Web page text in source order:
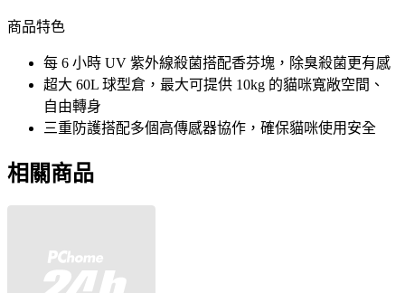
商品特色
每 6 小時 UV 紫外線殺菌搭配香芬塊，除臭殺菌更有感
超大 60L 球型倉，最大可提供 10kg 的貓咪寬敞空間、
自由轉身
三重防護搭配多個高傳感器協作，確保貓咪使用安全
相關商品